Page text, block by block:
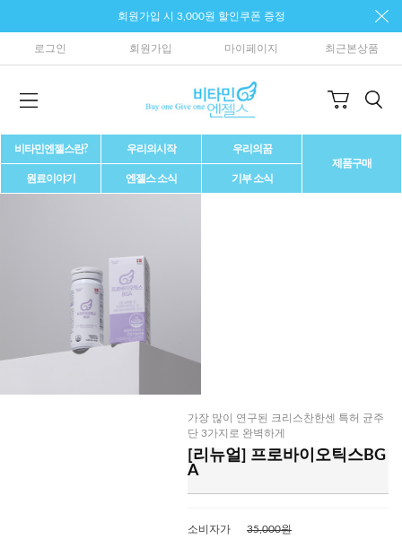
회원가입 시 3,000원 할인쿠폰 증정
로그인 회원가입 마이페이지 최근본상품
비타민엔젤스란? 우리의시작
우리의꿈
제품구매
원료이야기
엔젤스 소식 기부 소식
가장 많이 연구된 크리스찬한센 특허 균주
단 3가지로 완벽하게
[리뉴얼] 프로바이오틱스BG
A
소비자가 35,000원